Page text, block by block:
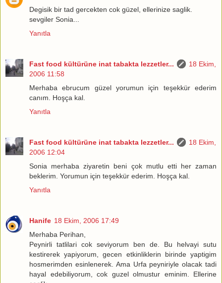
Degisik bir tad gercekten cok güzel, ellerinize saglik.
sevgiler Sonia...
Yanıtla
Fast food kültürüne inat tabakta lezzetler...
18 Ekim,
2006 11:58
Merhaba ebrucum güzel yorumun için teşekkür ederim
canım. Hoşça kal.
Yanıtla
Fast food kültürüne inat tabakta lezzetler...
18 Ekim,
2006 12:04
Sonia merhaba ziyaretin beni çok mutlu etti her zaman
beklerim. Yorumun için teşekkür ederim. Hoşça kal.
Yanıtla
Hanife 18 Ekim, 2006 17:49
Merhaba Perihan,
Peynirli tatlilari cok seviyorum ben de. Bu helvayi sutu
kestirerek yapiyorum, gecen etkinliklerin birinde yaptigim
hosmerimden esinlenerek. Ama Urfa peyniriyle olacak tadi
hayal edebiliyorum, cok guzel olmustur eminim. Ellerine